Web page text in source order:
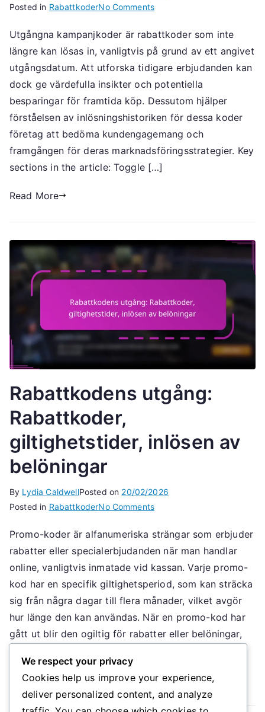
Posted in RabattkoderNo Commentson
kampanjkoder:
Kampanjkoder,
Tidigare
erbjudanden,
Inlösenhistorik
Utgångna kampanjkoder är rabattkoder som inte
längre kan lösas in, vanligtvis på grund av ett angivet
utgångsdatum. Att utforska tidigare erbjudanden kan
dock ge värdefulla insikter och potentiella
besparingar för framtida köp. Dessutom hjälper
förståelsen av inlösningshistoriken för dessa koder
företag att bedöma kundengagemang och
framgången för deras marknadsföringsstrategier. Key
sections in the article: Toggle […]
Read More
Rabattkodens utgång:
Rabattkoder,
giltighetstider, inlösen av
belöningar
By Lydia CaldwellPosted on 20/02/2026
Posted in RabattkoderNo Commentson
utgång:
Rabattkoder,
giltighetstider,
inlösen
av
Promo-koder är alfanumeriska strängar som erbjuder
rabatter eller specialerbjudanden när man handlar
online, vanligtvis inmatade vid kassan. Varje promo-
kod har en specifik giltighetsperiod, som kan sträcka
sig från några dagar till flera månader, vilket avgör
hur länge den kan användas. När en promo-kod har
gått ut blir den ogiltig för rabatter eller belöningar,
Read More
We respect your privacy
Cookies help us improve your experience,
deliver personalized content, and analyze